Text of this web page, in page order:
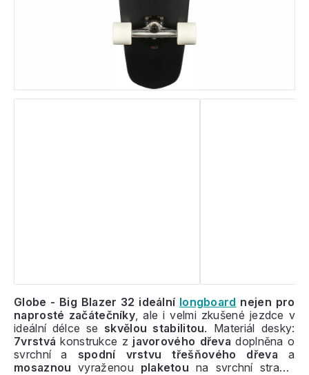
Globe - Big Blazer 32 ideální longboard nejen pro
naprosté začátečníky, ale i velmi zkušené jezdce v
ideální délce se skvělou stabilitou. Materiál desky:
7vrstvá konstrukce z javorového dřeva doplněna o
svrchní a spodní vrstvu třešňového dřeva a
mosaznou vyraženou plaketou na svrchní straně.